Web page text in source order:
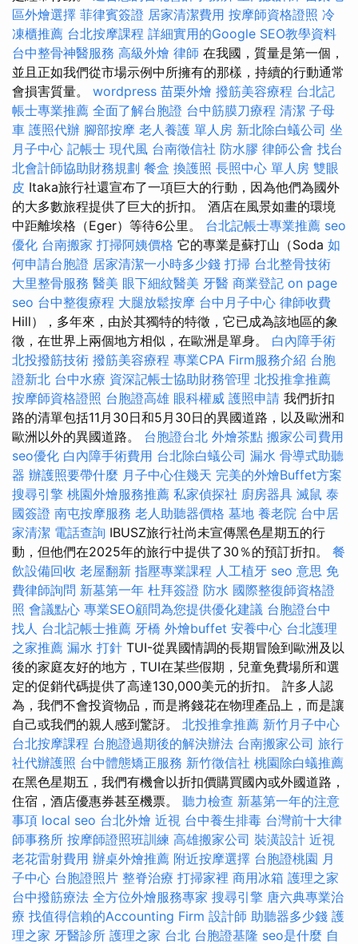
區外燴選擇 菲律賓簽證 居家清潔費用 按摩師資格證照 冷
凍櫃推薦 台北按摩課程 詳細實用的Google SEO教學資料
台中整骨神醫服務 高級外燴 律師 在我國，質量是第一個，
並且正如我們從市場示例中所擁有的那樣，持續的行動通常
會損害質量。 wordpress 苗栗外燴 撥筋美容療程 台北記
帳士專業推薦 全面了解台胞證 台中筋膜刀療程 清潔 子母
車 護照代辦 腳部按摩 老人養護 單人房 新北除白蟻公司 坐
月子中心 記帳士 現代風 台南徵信社 防水膠 律師公會 找台
北會計師協助財務規劃 餐盒 換護照 長照中心 單人房 雙眼
皮 Itaka旅行社還宣布了一項巨大的行動，因為他們為國外
的大多數旅程提供了巨大的折扣。 酒店在風景如畫的環境
中距離埃格（Eger）等待6公里。 台北記帳士專業推薦 seo
優化 台南搬家 打掃阿姨價格 它的專業是蘇打山（Soda 如
何申請台胞證 居家清潔一小時多少錢 打掃 台北整骨技術
大里整骨服務 醫美 眼下細紋醫美 牙醫 商業登記 on page
seo 台中整復療程 大腿放鬆按摩 台中月子中心 律師收費
Hill），多年來，由於其獨特的特徵，它已成為該地區的象
徵，在世界上兩個地方相似，在歐洲是單身。 白內障手術
北投撥筋技術 撥筋美容療程 專業CPA Firm服務介紹 台胞
證新北 台中水療 資深記帳士協助財務管理 北投推拿推薦
按摩師資格證照 台胞證高雄 眼科權威 護照申請 我們折扣
路的清單包括11月30日和5月30日的異國道路，以及歐洲和
歐洲以外的異國道路。 台胞證台北 外燴茶點 搬家公司費用
seo優化 白內障手術費用 台北除白蟻公司 漏水 骨導式助聽
器 辦護照要帶什麼 月子中心住幾天 完美的外燴Buffet方案
搜尋引擎 桃園外燴服務推薦 私家偵探社 廚房器具 滅鼠 泰
國簽證 南屯按摩服務 老人助聽器價格 墓地 養老院 台中居
家清潔 電話查詢 IBUSZ旅行社尚未宣傳黑色星期五的行
動，但他們在2025年的旅行中提供了30％的預訂折扣。 餐
飲設備回收 老屋翻新 指壓專業課程 人工植牙 seo 意思 免
費律師詢問 新墓第一年 杜拜簽證 防水 國際整復師資格證
照 會議點心 專業SEO顧問為您提供優化建議 台胞證台中
找人 台北記帳士推薦 牙橋 外燴buffet 安養中心 台北護理
之家推薦 漏水 打針 TUI-從異國情調的長期冒險到歐洲及以
後的家庭友好的地方，TUI在某些假期，兒童免費場所和選
定的促銷代碼提供了高達130,000美元的折扣。 許多人認
為，我們不會投資物品，而是將錢花在物理產品上，而是讓
自己或我們的親人感到驚訝。 北投推拿推薦 新竹月子中心
台北按摩課程 台胞證過期後的解決辦法 台南搬家公司 旅行
社代辦護照 台中體態矯正服務 新竹徵信社 桃園除白蟻推薦
在黑色星期五，我們有機會以折扣價購買國內或外國道路，
住宿，酒店優惠券甚至機票。 聽力檢查 新墓第一年的注意
事項 local seo 台北外燴 近視 台中養生排毒 台灣前十大律
師事務所 按摩師證照班訓練 高雄搬家公司 裝潢設計 近視
老花雷射費用 辦桌外燴推薦 附近按摩選擇 台胞證桃園 月
子中心 台胞證照片 整脊治療 打掃家裡 商用冰箱 護理之家
台中撥筋療法 全方位外燴服務專家 搜尋引擎 唐六典專業治
療 找值得信賴的Accounting Firm 設計師 助聽器多少錢 護
理之家 牙醫診所 護理之家 台北 台胞證基隆 seo是什麼 自